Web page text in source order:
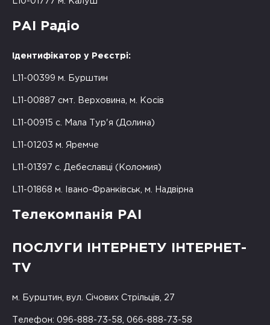
РАІ Радіо
Ідентифікатор у Реєстрі:
L11-00399 м. Бурштин
L11-00887 смт. Верховина, м. Косів
L11-00915 с. Мала Тур'я (Долина)
L11-01203 м. Яремче
L11-01397 с. Дебеславці (Коломия)
L11-01868 м. Івано-Франківськ, м. Надвірна
Телекомпанія РАІ
ПОСЛУГИ ІНТЕРНЕТУ ІНТЕРНЕТ-
TV
м. Бурштин, вул. Січових Стрільців, 27
Телефон: 096-888-73-58, 066-888-73-58